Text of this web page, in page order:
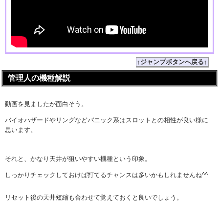
↑ジャンプボタンへ戻る↑
管理人の機種解説
動画を見ましたが面白そう。
バイオハザードやリングなどパニック系はスロットとの相性が良い様に
思います。
それと、かなり天井が狙いやすい機種という印象。
しっかりチェックしておけば打てるチャンスは多いかもしれませんね^^
リセット後の天井短縮も合わせて覚えておくと良いでしょう。